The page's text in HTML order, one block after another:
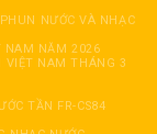
NƯỚC VÀ NHẠC
NAM NĂM 2026
VIỆT NAM THÁNG 3
TẦN FR-CS84